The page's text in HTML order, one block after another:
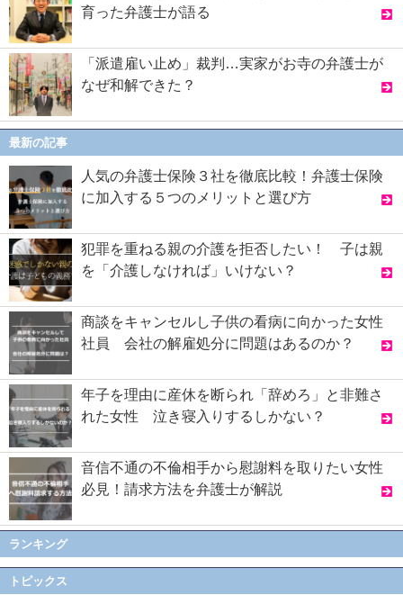
育った弁護士が語る
「派遣雇い止め」裁判…実家がお寺の弁護士が
なぜ和解できた？
最新の記事
人気の弁護士保険３社を徹底比較！弁護士保険
に加入する５つのメリットと選び方
犯罪を重ねる親の介護を拒否したい！ 子は親
を「介護しなければ」いけない？
商談をキャンセルし子供の看病に向かった女性
社員 会社の解雇処分に問題はあるのか？
年子を理由に産休を断られ「辞めろ」と非難さ
れた女性 泣き寝入りするしかない？
音信不通の不倫相手から慰謝料を取りたい女性
必見！請求方法を弁護士が解説
ランキング
トピックス